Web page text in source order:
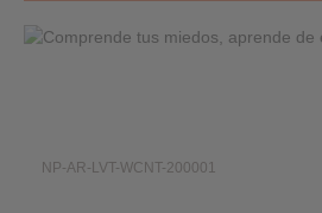
NP-AR-LVT-WCNT-200001